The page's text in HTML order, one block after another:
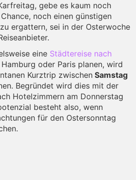
gebe es kaum noch
noch einen günstigen
ergattern, sei in der Osterwoche
eine Städtereise nach
oder Paris planen, wird
Kurztrip zwischen Samstag
Begründet wird dies mit der
Hotelzimmern am Donnerstag
besteht also, wenn
für den Ostersonntag